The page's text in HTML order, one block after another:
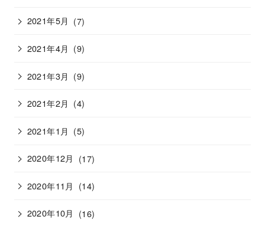
2021年5月 (7)
2021年4月 (9)
2021年3月 (9)
2021年2月 (4)
2021年1月 (5)
2020年12月 (17)
2020年11月 (14)
2020年10月 (16)